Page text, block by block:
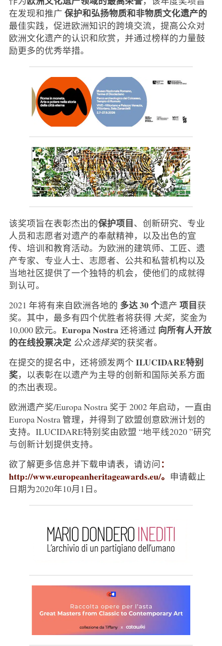
在发现和推广 保护和弘扬物质和非物质文化遗产的
最佳实践，促进欧洲知识的跨境交流，提高公众对
欧洲文化遗产的认识和欣赏，并通过榜样的力量鼓
励更多的优秀举措。
该奖项旨在表彰杰出的保护项目、创新研究、专业
人员和志愿者对遗产的奉献精神，以及出色的宣
传、培训和教育活动。为欧洲的建筑师、工匠、遗
产专家、专业人士、志愿者、公共和私营机构以及
当地社区提供了一个独特的机会，使他们的成就得
到认可。
2021 年将有来自欧洲各地的 多达 30 个遗产 项目获
奖。其中，最多有四个优胜者将获得 大奖，奖金为
10,000 欧元。 Europa Nostra还将通过 向所有人开放
的在线投票决定 公众选择奖的获奖者。
在提交的提名中，还将颁发两个 ILUCIDARE特别
奖，以表彰在以遗产为主导的创新和国际关系方面
的杰出表现。
欧洲遗产奖/Europa Nostra 奖于 2002 年启动，一直由
Europa Nostra 管理，并得到了欧盟创意欧洲计划的
支持。ILUCIDARE特别奖由欧盟 “地平线2020 ”研究
与创新计划提供支持。
欲了解更多信息并下载申请表，请访问 ：
http://www.europeanheritageawards.eu/。 申请截止
日期为2020年10月1日。